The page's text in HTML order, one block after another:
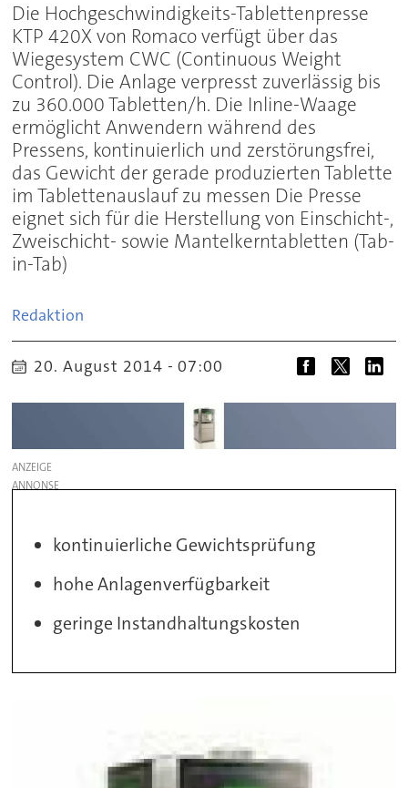
Die Hochgeschwindigkeits-Tablettenpresse
KTP 420X von Romaco verfügt über das
Wiegesystem CWC (Continuous Weight
Control). Die Anlage verpresst zuverlässig bis
zu 360.000 Tabletten/h. Die Inline-Waage
ermöglicht Anwendern während des
Pressens, kontinuierlich und zerstörungsfrei,
das Gewicht der gerade produzierten Tablette
im Tablettenauslauf zu messen Die Presse
eignet sich für die Herstellung von Einschicht-,
Zweischicht- sowie Mantelkerntabletten (Tab-
in-Tab)
Redaktion
20. August 2014 - 07:00
ANZEIGE
kontinuierliche Gewichtsprüfung
hohe Anlagenverfügbarkeit
geringe Instandhaltungskosten